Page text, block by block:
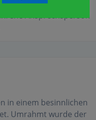
4. Klasse
Ansprechsperson
in einem besinnlichen
Umrahmt wurde der